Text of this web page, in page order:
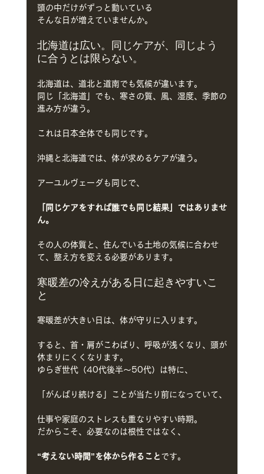
頭の中だけがずっと動いている
そんな日が増えていませんか。
北海道は広い。同じケアが、同じよう
に合うとは限らない。
北海道は、道北と道南でも気候が違います。
同じ「北海道」でも、寒さの質、風、湿度、季節の
進み方が違う。
これは日本全体でも同じです。
沖縄と北海道では、体が求めるケアが違う。
アーユルヴェーダも同じで、
「同じケアをすれば誰でも同じ結果」ではありませ
ん。
その人の体質と、住んでいる土地の気候に合わせ
て、整え方を変える必要があります。
寒暖差の冷えがある日に起きやすいこ
と
寒暖差が大きい日は、体が守りに入ります。
すると、首・肩がこわばり、呼吸が浅くなり、頭が
休まりにくくなります。
ゆらぎ世代（40代後半〜50代）は特に、
「がんばり続ける」ことが当たり前になっていて、
仕事や家庭のストレスも重なりやすい時期。
だからこそ、必要なのは根性ではなく、
“考えない時間”を体から作ること です。